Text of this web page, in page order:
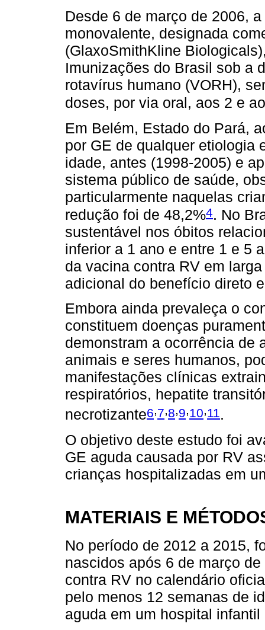
Desde 6 de março de 2006,
monovalente, designada
(GlaxoSmithKline
Imunizações do Brasil sob a
rotavírus humano (VORH),
doses, por via oral, aos 2 e
Em Belém, Estado do Pará,
por GE de qualquer etiologia
idade, antes (1998-2005) e
sistema público de saúde,
particularmente naquelas
redução foi de 48,2%4. No
sustentável nos óbitos
inferior a 1 ano e entre 1 e 5
da vacina contra RV em
adicional do benefício direto
Embora ainda prevaleça o
constituem doenças
demonstram a ocorrência de
animais e seres humanos,
manifestações clínicas
respiratórios, hepatite
necrotizante6,7,8,9,10,11 .
O objetivo deste estudo foi
GE aguda causada por RV
crianças hospitalizadas em
MATERIAIS E
No período de 2012 a 2015,
nascidos após 6 de março
contra RV no calendário
pelo menos 12 semanas de
aguda em um hospital infantil